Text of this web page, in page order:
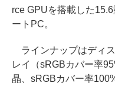
rce GPUを搭載した15.6
ートPC。
ラインナップはディ
レイ（sRGBカバー率
晶、sRGBカバー率